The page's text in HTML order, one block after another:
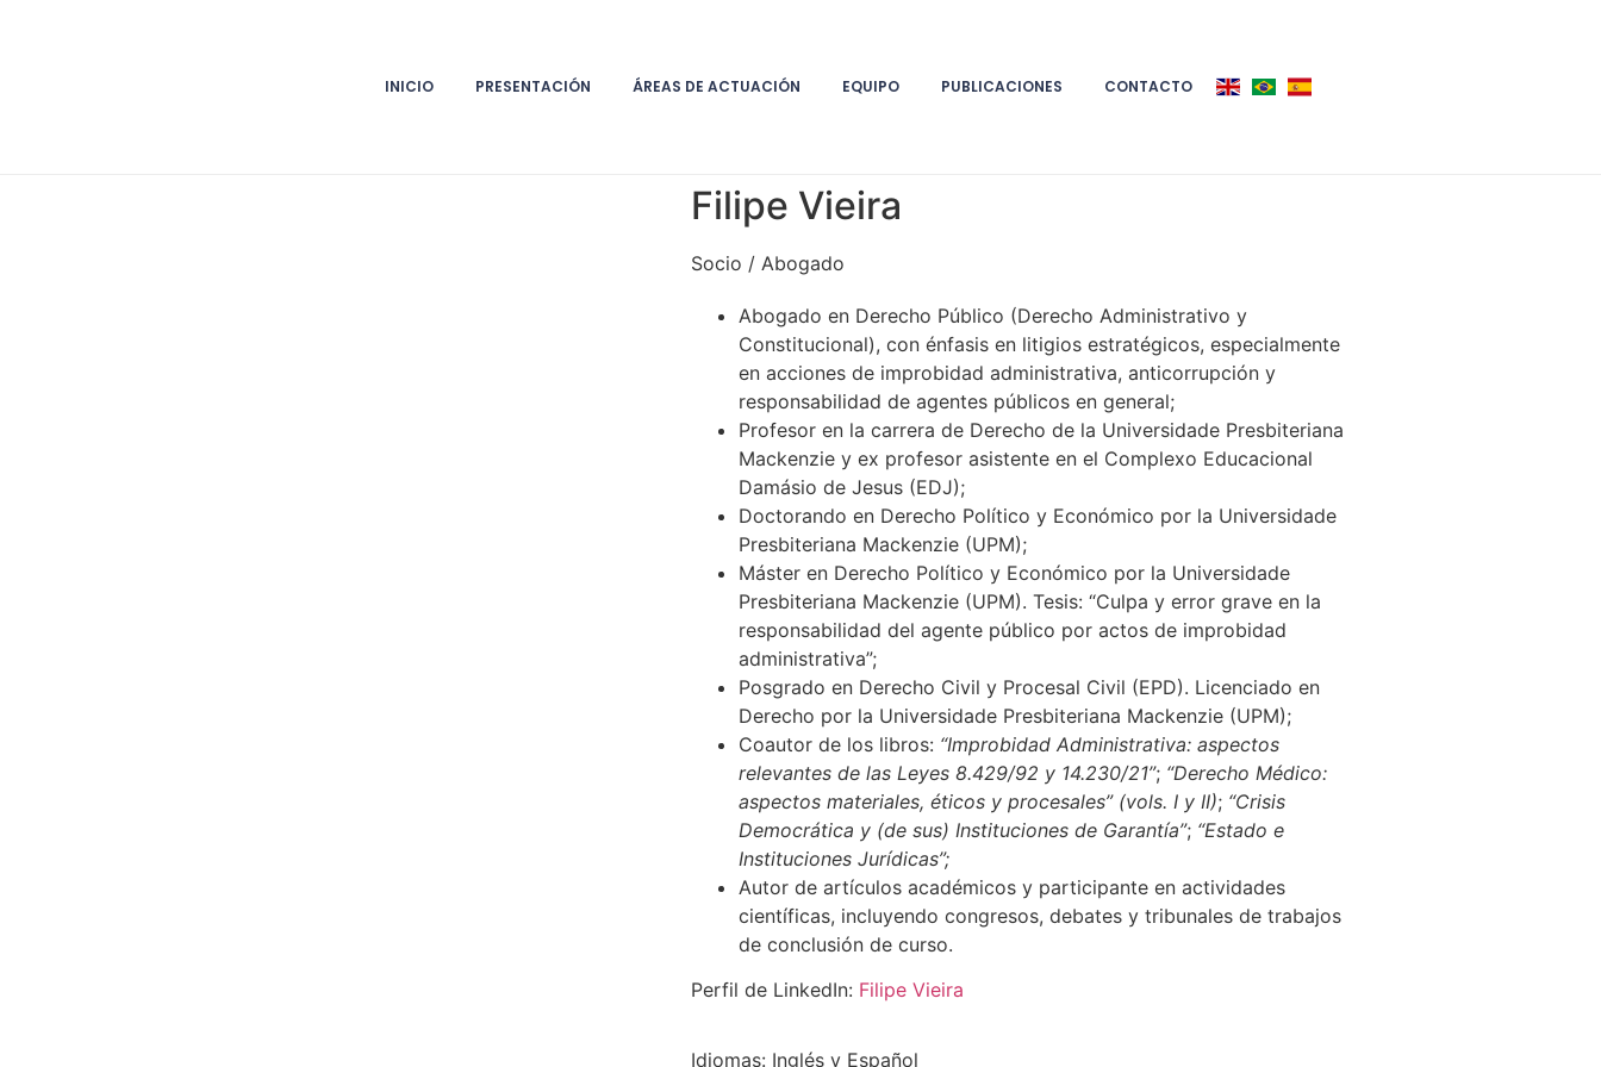
INICIO PRESENTACIÓN ÁREAS DE ACTUACIÓN EQUIPO PUBLICACIONES CONTACTO
Filipe Vieira
Socio / Abogado
Abogado en Derecho Público (Derecho Administrativo y
Constitucional), con énfasis en litigios estratégicos, especialmente
en acciones de improbidad administrativa, anticorrupción y
responsabilidad de agentes públicos en general;
Profesor en la carrera de Derecho de la Universidade Presbiteriana
Mackenzie y ex profesor asistente en el Complexo Educacional
Damásio de Jesus (EDJ);
Doctorando en Derecho Político y Económico por la Universidade
Presbiteriana Mackenzie (UPM);
Máster en Derecho Político y Económico por la Universidade
Presbiteriana Mackenzie (UPM). Tesis: “Culpa y error grave en la
responsabilidad del agente público por actos de improbidad
administrativa”;
Posgrado en Derecho Civil y Procesal Civil (EPD). Licenciado en
Derecho por la Universidade Presbiteriana Mackenzie (UPM);
Coautor de los libros: “Improbidad Administrativa: aspectos
relevantes de las Leyes 8.429/92 y 14.230/21”; “Derecho Médico:
aspectos materiales, éticos y procesales” (vols. I y II); “Crisis
Democrática y (de sus) Instituciones de Garantía”; “Estado e
Instituciones Jurídicas”;
Autor de artículos académicos y participante en actividades
científicas, incluyendo congresos, debates y tribunales de trabajos
de conclusión de curso.
Perfil de LinkedIn: Filipe Vieira
Idiomas: Inglés y Español